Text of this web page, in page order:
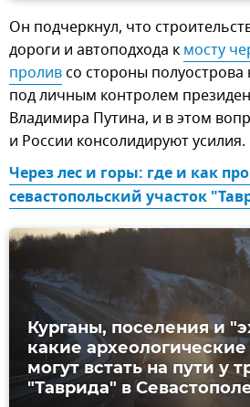
Он подчеркнул, что
дороги и автоподхода к мосту
пролив со стороны полуострова
под личным контролем
Владимира Путина, и в этом
и России консолидируют усилия.
Через лес и горы: где и как
севастопольский участок
Курганы, поселения и
какие
могут встать на пути у
"Таврида" в